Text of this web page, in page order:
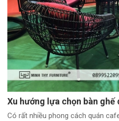
Xu hướng lựa chọn bàn
Có rất nhiều phong cách quán